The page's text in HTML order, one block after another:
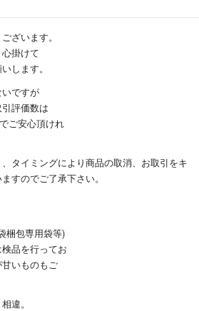
ざいます。
掛けて
します。
ですが
評価数は
ご安心頂けれ
タイミングにより商品の取消、お取引をキ
すのでご了承下さい。
梱包専用袋等)
品を行ってお
いものもご
違。